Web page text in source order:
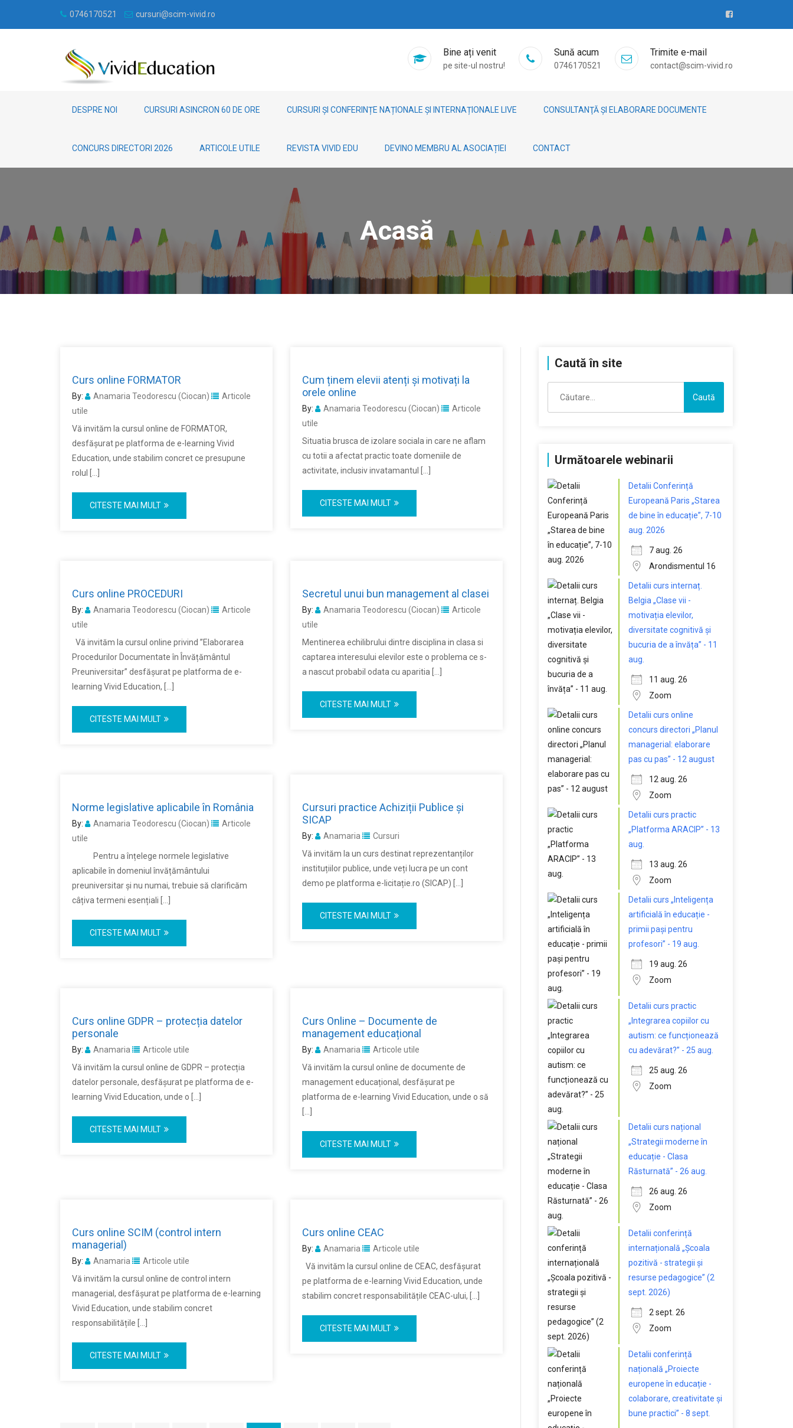
0746170521 cursuri@scim-vivid.ro
Bine ați venit
pe site-ul nostru!
Sună acum
0746170521
Trimite e-mail
contact@scim-vivid.ro
DESPRE NOI CURSURI ASINCRON 60 DE ORE CURSURI ȘI CONFERINȚE NAȚIONALE ȘI INTERNAȚIONALE LIVE CONSULTANŢĂ ȘI ELABORARE DOCUMENTE
CONCURS DIRECTORI 2026 ARTICOLE UTILE REVISTA VIVID EDU DEVINO MEMBRU AL ASOCIAȚIEI CONTACT
Acasă
Curs online FORMATOR
By: Anamaria Teodorescu (Ciocan)
Articole
utile
Vă invităm la cursul online de FORMATOR,
desfășurat pe platforma de e-learning Vivid
Education, unde stabilim concret ce presupune
rolul […]
CITESTE MAI MULT
Cum ținem elevii atenți și motivați la
orele online
By: Anamaria Teodorescu (Ciocan)
Articole
utile
Situatia brusca de izolare sociala in care ne aflam
cu totii a afectat practic toate domeniile de
activitate, inclusiv invatamantul […]
CITESTE MAI MULT
Curs online PROCEDURI
By: Anamaria Teodorescu (Ciocan)
Articole
utile
Vă invităm la cursul online privind ”Elaborarea
Procedurilor Documentate în Învățământul
Preuniversitar” desfășurat pe platforma de e-
learning Vivid Education, […]
CITESTE MAI MULT
Secretul unui bun management al clasei
By: Anamaria Teodorescu (Ciocan)
Articole
utile
Mentinerea echilibrului dintre disciplina in clasa si
captarea interesului elevilor este o problema ce s-
a nascut probabil odata cu aparitia […]
CITESTE MAI MULT
Norme legislative aplicabile în România
By: Anamaria Teodorescu (Ciocan)
Articole
utile
Pentru a înțelege normele legislative
aplicabile în domeniul învățământului
preuniversitar și nu numai, trebuie să clarificăm
câțiva termeni esențiali […]
CITESTE MAI MULT
Cursuri practice Achiziții Publice și
SICAP
By: Anamaria
Cursuri
Vă invităm la un curs destinat reprezentanților
instituțiilor publice, unde veți lucra pe un cont
demo pe platforma e-licitație.ro (SICAP) […]
CITESTE MAI MULT
Curs online GDPR – protecția datelor
personale
By: Anamaria
Articole utile
Vă invităm la cursul online de GDPR – protecția
datelor personale, desfășurat pe platforma de e-
learning Vivid Education, unde o […]
CITESTE MAI MULT
Curs Online – Documente de
management educațional
By: Anamaria
Articole utile
Vă invităm la cursul online de documente de
management educațional, desfășurat pe
platforma de e-learning Vivid Education, unde o să
CITESTE MAI MULT
Curs online SCIM (control intern
managerial)
By: Anamaria
Articole utile
Vă invităm la cursul online de control intern
managerial, desfășurat pe platforma de e-learning
Vivid Education, unde stabilim concret
responsabilitățile […]
CITESTE MAI MULT
Curs online CEAC
By: Anamaria
Articole utile
Vă invităm la cursul online de CEAC, desfășurat
pe platforma de e-learning Vivid Education, unde
stabilim concret responsabilitățile CEAC-ului, […]
CITESTE MAI MULT
Caută în site
după:
Următoarele webinarii
Detalii Conferință
Europeană Paris „Starea
de bine în educație”, 7-10
aug. 2026
7 aug. 26
Arondismentul 16
Detalii curs internaț.
Belgia „Clase vii -
motivația elevilor,
diversitate cognitivă și
bucuria de a învăța” - 11
aug.
11 aug. 26
Zoom
Detalii curs online
concurs directori „Planul
managerial: elaborare
pas cu pas” - 12 august
12 aug. 26
Zoom
Detalii curs practic
„Platforma ARACIP” - 13
aug.
13 aug. 26
Zoom
Detalii curs „Inteligența
artificială în educație -
primii pași pentru
profesori” - 19 aug.
19 aug. 26
Zoom
Detalii curs practic
„Integrarea copiilor cu
autism: ce funcționează
cu adevărat?” - 25 aug.
25 aug. 26
Zoom
Detalii curs național
„Strategii moderne în
educație - Clasa
Răsturnată” - 26 aug.
26 aug. 26
Zoom
Detalii conferință
internațională „Școala
pozitivă - strategii și
resurse pedagogice” (2
sept. 2026)
2 sept. 26
Zoom
Detalii conferință
națională „Proiecte
europene în educație -
colaborare, creativitate și
bune practici” - 8 sept.